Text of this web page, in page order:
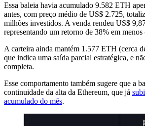
Essa baleia havia acumulado 9.582 ETH
antes, com preço médio de US$ 2.725,
milhões investidos. A venda rendeu US$
representando um retorno de 38% em menos
A carteira ainda mantém 1.577 ETH (cerca
que indica uma saída parcial estratégica, e
completa.
Esse comportamento também sugere que a
continuidade da alta da Ethereum, que já
acumulado do mês.